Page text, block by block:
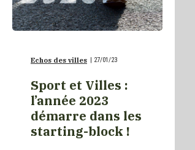
Cameroun
Canada
Canada/Nouveau-
Brunswick
Echos des villes | 27/01/23
Sport et Villes :
l’année 2023
démarre dans les
starting-block !